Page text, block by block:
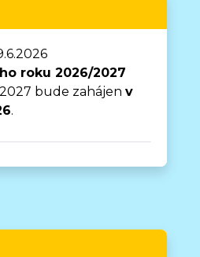
roku 2026/2027
bude zahájenv
.